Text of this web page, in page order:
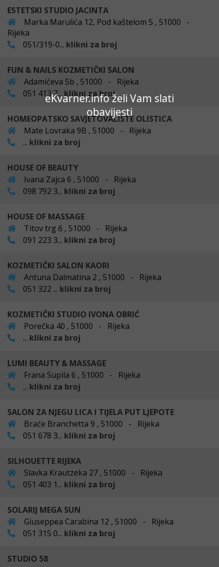
eKvarner.info želi Vam slati
obavijesti
ESTETSKI STUDIO JACINTA
Marka Marulića 12, Pod kaštelom 5 , 51000 -
Rijeka
051/319-0... klikni za broj
FUN & NAILS KOZMETIČKI SALON
Adamićeva 5b , 51000 - Rijeka
051 413 7... klikni za broj
HOMEOPATSKO SAVJETOVALIŠTE OLISTICA
Mate Lovraka 9B , 51000 - Rijeka
... klikni za broj
HOUSE OF BEAUTY
Ivana Zajca 6 , 51000 - Rijeka
098 792 3... klikni za broj
HOUSE OF MASSAGE
Titov trg 6 , 51000 - Rijeka
091 223 3... klikni za broj
KOZMETIČKI SALON KAORI
Antuna Dalmatina 2 , 51000 - Rijeka
051 322 ... klikni za broj
KOZMETIČKI STUDIO IVONA OBRIĆ
Porečka 40 , 51000 - Rijeka
... klikni za broj
LUMI BEAUTY & MASSAGE
Frana Supila 6 , 51000 - Rijeka
... klikni za broj
SALON ZA NJEGU LICA I TIJELA PUT LJEPOTE
Braće Branchetta 9 , 51000 - Rijeka
051 678 3... klikni za broj
SILHOUETTE RIJEKA
Slavka Krautzeka 27 , 51000 - Rijeka
051 403 1... klikni za broj
SOLARIJ MEGA SUN
Giuseppea Carabina 12 , 51000 - Rijeka
051 315 0... klikni za broj
STUDIO 58